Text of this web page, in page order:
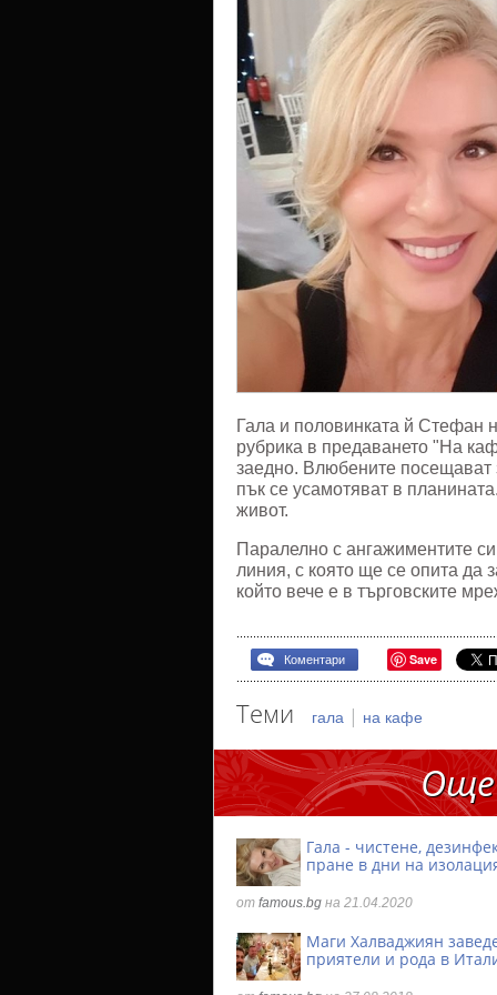
Гала и половинката й Стефан
рубрика в предаването "На
заедно. Влюбените посещават
пък се усамотяват в
живот.
Паралелно с ангажиментите
линия, с която ще се опита да
който вече е в търговските
Коментари Save
Теми гала | на кафе
Гала - чистене,
пране в дни на
от famous.bg на 21.04.2020
Маги Халваджиян
приятели и рода в